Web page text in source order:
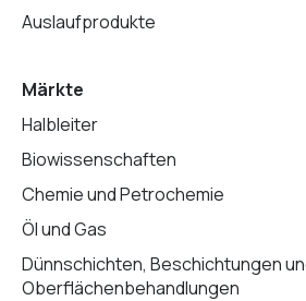
Auslaufprodukte
Märkte
Halbleiter
Biowissenschaften
Chemie und Petrochemie
Öl und Gas
Dünnschichten, Beschichtungen
Oberflächenbehandlungen